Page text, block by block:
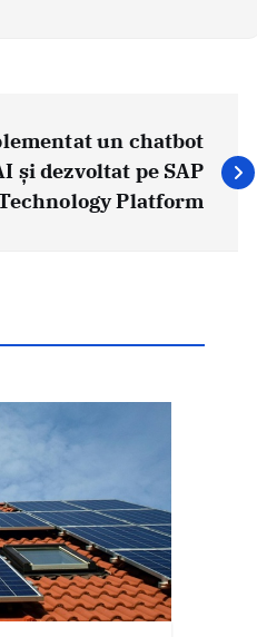
un chatbot
și dezvoltat pe SAP
Platform